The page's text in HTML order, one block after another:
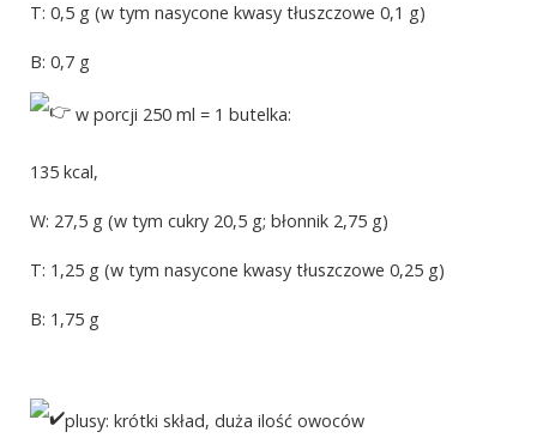
T: 0,5 g (w tym nasycone kwasy tłuszczowe 0,1 g)
B: 0,7 g
w porcji 250 ml = 1 butelka:
135 kcal,
W: 27,5 g (w tym cukry 20,5 g; błonnik 2,75 g)
T: 1,25 g (w tym nasycone kwasy tłuszczowe 0,25 g)
B: 1,75 g
plusy: krótki skład, duża ilość owoców